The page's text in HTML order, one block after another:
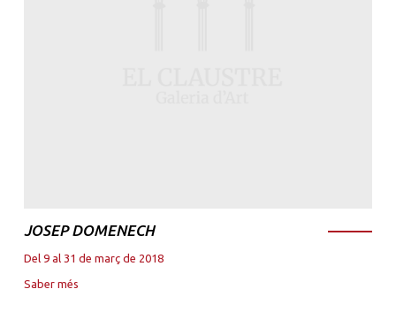
JOSEP DOMENECH
Del 9 al 31 de març de 2018
Saber més